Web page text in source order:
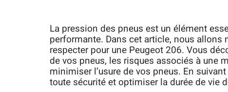
La pression des pneus est un élément
performante. Dans cet article, nous
respecter pour une Peugeot 206. Vous
de vos pneus, les risques associés à une
minimiser l’usure de vos pneus. En
toute sécurité et optimiser la durée de vie